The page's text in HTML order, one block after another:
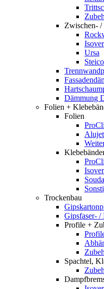
Zwischen- /
Isover
Ursa
Steico
Dämmung
Folien +
Folien
Alujet
Isover
Trockenbau
Gipsfaser- /
Profile +
Spachtel,